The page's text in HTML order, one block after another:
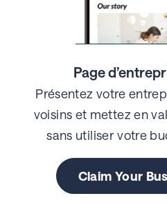
Page
Présentez votre
voisins et mettez en
sans utiliser votre
Claim Your